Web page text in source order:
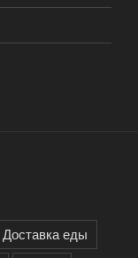
Доставка еды